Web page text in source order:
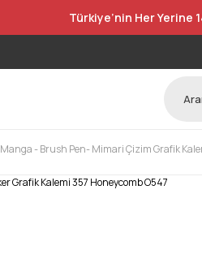
Türkiye’nin Her Yerine
Manga - Brush Pen- Mimari Çizim Grafik